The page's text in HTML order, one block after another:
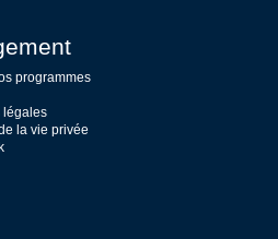
programmes
légales
la vie privée